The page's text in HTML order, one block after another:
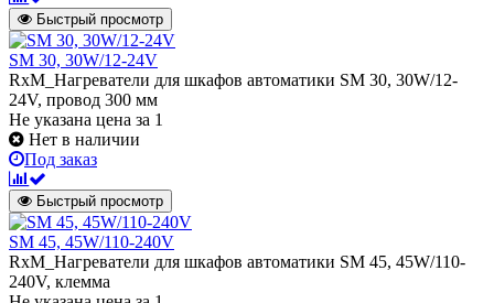
Быстрый просмотр
SM 30, 30W/12-24V
RxM_Нагреватели для шкафов автоматики SM 30, 30W/12-
24V, провод 300 мм
Не указана цена за 1
Нет в наличии
Под заказ
Быстрый просмотр
SМ 45, 45W/110-240V
RxM_Нагреватели для шкафов автоматики SМ 45, 45W/110-
240V, клемма